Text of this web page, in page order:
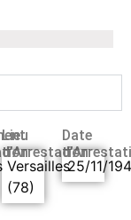
Lieu
d’Arrestation
Versailles
(78)
Date
25/11/